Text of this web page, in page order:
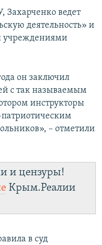
Захарченко ведет
деятельность» и
учреждениями
он заключил
с так называемым
инструкторы
– отметили
и цензуры!
Крым.Реалии
в суд